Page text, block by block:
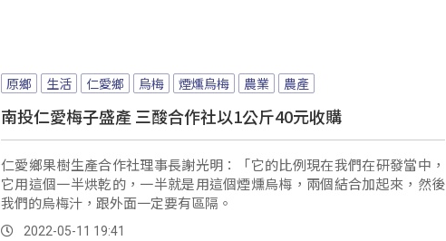
原鄉 生活 仁愛鄉 烏梅 煙燻烏梅 農業 農產
南投仁愛梅子盛產 三酸合作社以1公斤40元收購
仁愛鄉果樹生產合作社理事長謝光明：「它的比例現在我們在研發當中，
它用這個一半烘乾的，一半就是用這個煙燻烏梅，兩個結合加起來，然後
我們的烏梅汁，跟外面一定要有區隔。
2022-05-11 19:41